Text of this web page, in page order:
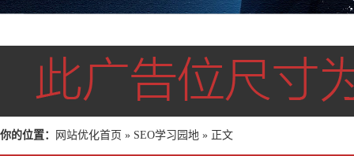
你的位置： 网站优化首页 » SEO学习园地 » 正文